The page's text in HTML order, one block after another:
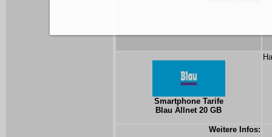
Smartphone Tarife
Blau Allnet 20 GB
Weitere Infos: